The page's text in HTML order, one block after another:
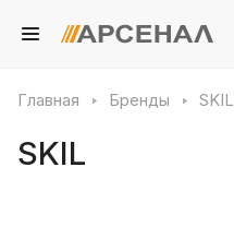
Главная Бренды SKIL
SKIL